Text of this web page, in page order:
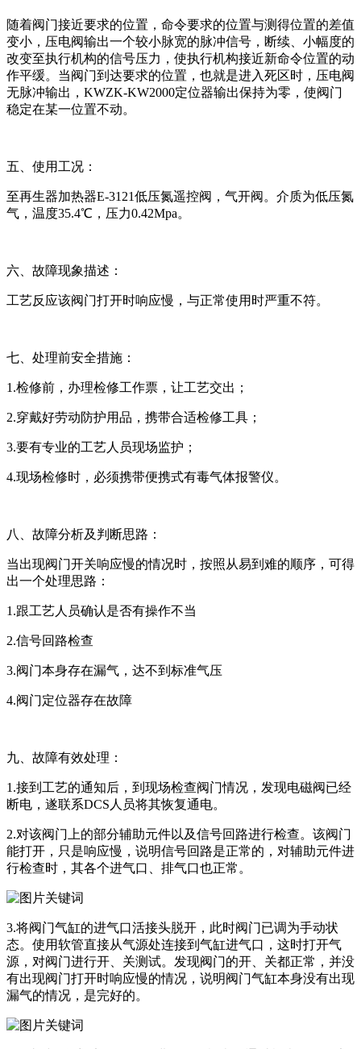
随着阀门接近要求的位置，命令要求的位置与测得位置的差值
变小，压电阀输出一个较小脉宽的脉冲信号，断续、小幅度的
改变至执行机构的信号压力，使执行机构接近新命令位置的动
作平缓。当阀门到达要求的位置，也就是进入死区时，压电阀
无脉冲输出，KWZK-KW2000定位器输出保持为零，使阀门
稳定在某一位置不动。
五、使用工况：
至再生器加热器E-3121低压氮遥控阀，气开阀。介质为低压氮
气，温度35.4℃，压力0.42Mpa。
六、故障现象描述：
工艺反应该阀门打开时响应慢，与正常使用时严重不符。
七、处理前安全措施：
1.检修前，办理检修工作票，让工艺交出；
2.穿戴好劳动防护用品，携带合适检修工具；
3.要有专业的工艺人员现场监护；
4.现场检修时，必须携带便携式有毒气体报警仪。
八、故障分析及判断思路：
当出现阀门开关响应慢的情况时，按照从易到难的顺序，可得
出一个处理思路：
1.跟工艺人员确认是否有操作不当
2.信号回路检查
3.阀门本身存在漏气，达不到标准气压
4.阀门定位器存在故障
九、故障有效处理：
1.接到工艺的通知后，到现场检查阀门情况，发现电磁阀已经
断电，遂联系DCS人员将其恢复通电。
2.对该阀门上的部分辅助元件以及信号回路进行检查。该阀门
能打开，只是响应慢，说明信号回路是正常的，对辅助元件进
行检查时，其各个进气口、排气口也正常。
3.将阀门气缸的进气口活接头脱开，此时阀门已调为手动状
态。使用软管直接从气源处连接到气缸进气口，这时打开气
源，对阀门进行开、关测试。发现阀门的开、关都正常，并没
有出现阀门打开时响应慢的情况，说明阀门气缸本身没有出现
漏气的情况，是完好的。